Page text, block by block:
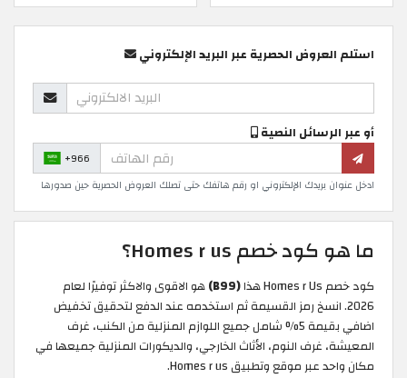
استلم العروض الحصرية عبر البريد الإلكتروني
أو عبر الرسائل النصية
+966
ادخل عنوان بريدك الإلكتروني او رقم هاتفك حتى تصلك العروض الحصرية حين صدورها
ما هو كود خصم Homes r us؟
كود خصم Homes r Us هذا (B99)
هو الاقوى والاكثر توفيرًا لعام
2026. انسخ رمز القسيمة ثم استخدمه عند الدفع لتحقيق تخفيض
اضافي بقيمة 5% شامل جميع اللوازم المنزلية من الكنب، غرف
المعيشة، غرف النوم، الأثاث الخارجي، والديكورات المنزلية جميعها في
مكان واحد عبر موقع وتطبيق Homes r us.